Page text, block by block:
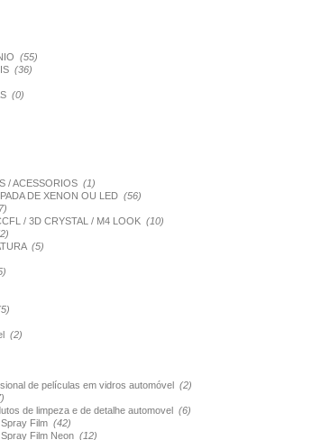
(55)
(36)
(0)
/ ACESSORIOS (1)
DE XENON OU LED (56)
/ 3D CRYSTAL / M4 LOOK (10)
(5)
(2)
de películas em vidros automóvel (2)
de limpeza e de detalhe automovel (6)
Film (42)
Film Neon (12)